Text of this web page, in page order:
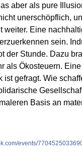
aber als pure
unerschöpflich,
weiter. Eine
sein.
der Stunde. Dazu
als Ökosteuern.
ist gefragt. Wie
Basis an
events/